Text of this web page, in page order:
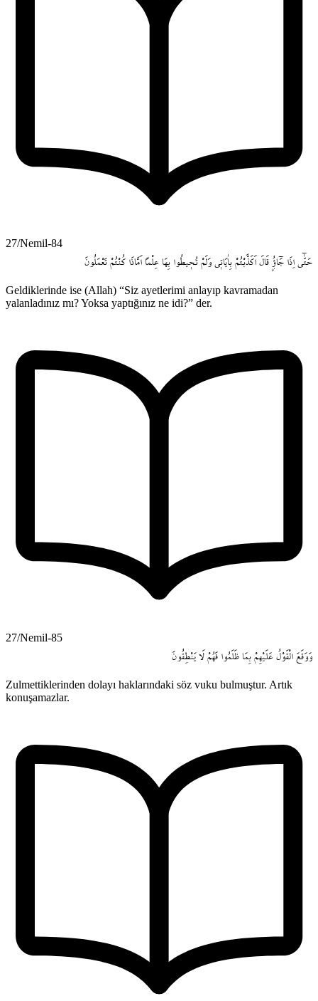
27/Nemil-84
حَتّٰٓى
اِذَا جَٓاؤُ۫ قَالَ اَكَذَّبْتُمْ بِاٰيَات۪ي وَلَمْ تُح۪يطُوا بِهَا عِلْماً اَمَّاذَا كُنْتُمْ تَعْمَلُونَ
Geldiklerinde ise (Allah) “Siz ayetlerimi anlayıp kavramadan
yalanladınız mı? Yoksa yaptığınız ne idi?” der.
27/Nemil-85
وَوَقَعَ الْقَوْلُ عَلَيْهِمْ بِمَا ظَلَمُوا فَهُمْ لَا يَنْطِقُونَ
Zulmettiklerinden dolayı haklarındaki söz vuku bulmuştur. Artık
konuşamazlar.